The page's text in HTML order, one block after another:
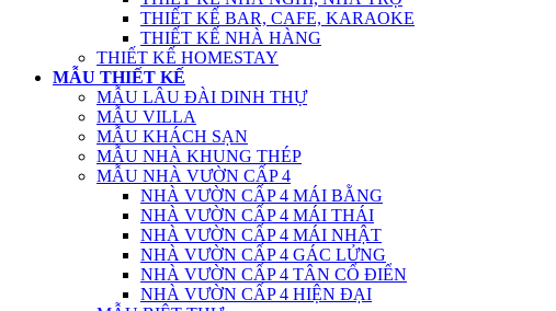
THIẾT KẾ BAR, CAFE, KARAOKE
THIẾT KẾ NHÀ HÀNG
THIẾT KẾ HOMESTAY
MẪU THIẾT KẾ
MẪU LÂU ĐÀI DINH THỰ
MẪU VILLA
MẪU KHÁCH SẠN
MẪU NHÀ KHUNG THÉP
MẪU NHÀ VƯỜN CẤP 4
NHÀ VƯỜN CẤP 4 MÁI BẰNG
NHÀ VƯỜN CẤP 4 MÁI THÁI
NHÀ VƯỜN CẤP 4 MÁI NHẬT
NHÀ VƯỜN CẤP 4 GÁC LỬNG
NHÀ VƯỜN CẤP 4 TÂN CỔ ĐIỂN
NHÀ VƯỜN CẤP 4 HIỆN ĐẠI